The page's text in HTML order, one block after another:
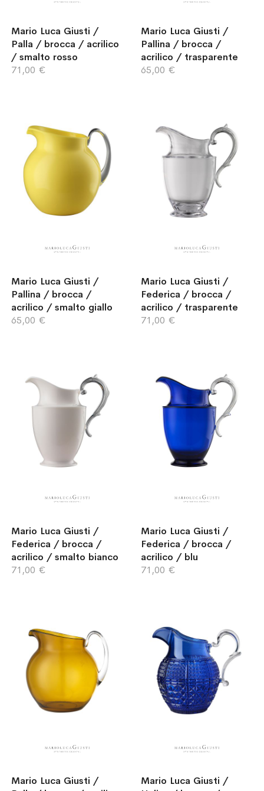
Mario Luca Giusti /
Palla / brocca / acrilico
/ smalto rosso
71,00 €
Mario Luca Giusti /
Pallina / brocca /
acrilico / trasparente
65,00 €
Mario Luca Giusti /
Pallina / brocca /
acrilico / smalto giallo
65,00 €
Mario Luca Giusti /
Federica / brocca /
acrilico / trasparente
71,00 €
Mario Luca Giusti /
Federica / brocca /
acrilico / smalto bianco
71,00 €
Mario Luca Giusti /
Federica / brocca /
acrilico / blu
71,00 €
Mario Luca Giusti /
Mario Luca Giusti /